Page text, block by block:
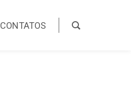
CONTATOS